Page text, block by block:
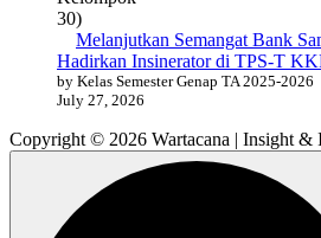
Melanjutkan Semangat Bank
Hadirkan Insinerator di TPS-T
by Kelas Semester Genap TA 2025-2026
July 27, 2026
Copyright © 2026 Wartacana | Insight &